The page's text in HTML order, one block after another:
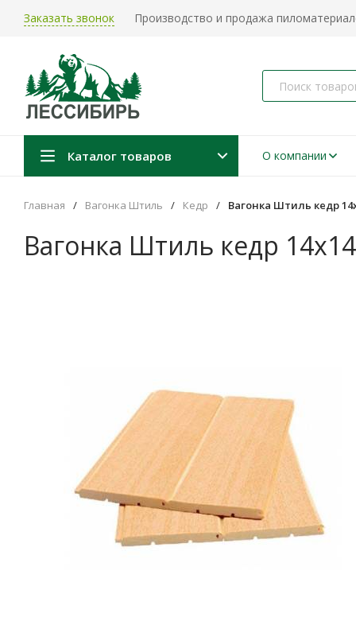
Заказать звонок Производство и продажа
Каталог товаров О компании
Главная / Вагонка Штиль / Кедр / Вагонка Штиль кедр
Вагонка Штиль кедр